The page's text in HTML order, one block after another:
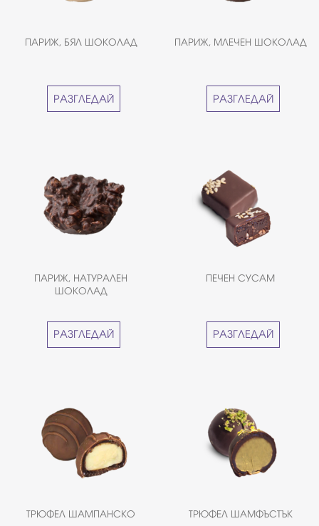
ПАРИЖ, БЯЛ ШОКОЛАД
РАЗГЛЕДАЙ
ПАРИЖ, МЛЕЧЕН ШОКОЛАД
РАЗГЛЕДАЙ
ПАРИЖ, НАТУРАЛЕН
ШОКОЛАД
РАЗГЛЕДАЙ
ПЕЧЕН СУСАМ
РАЗГЛЕДАЙ
ТРЮФЕЛ ШАМПАНСКО ТРЮФЕЛ ШАМФЪСТЪК